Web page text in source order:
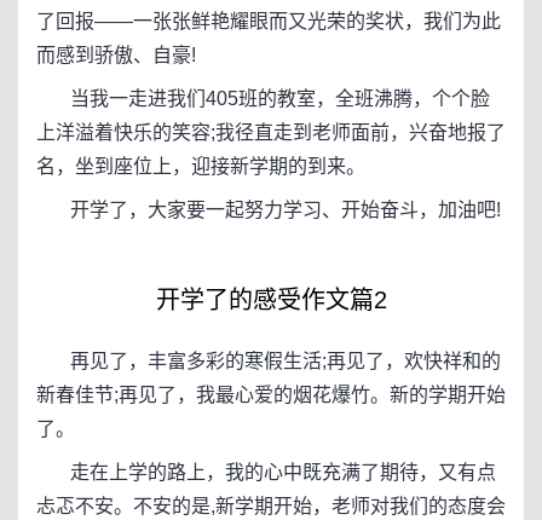
了回报——一张张鲜艳耀眼而又光荣的奖状，我们为此
而感到骄傲、自豪!
当我一走进我们405班的教室，全班沸腾，个个脸
上洋溢着快乐的笑容;我径直走到老师面前，兴奋地报了
名，坐到座位上，迎接新学期的到来。
开学了，大家要一起努力学习、开始奋斗，加油吧!
开学了的感受作文篇2
再见了，丰富多彩的寒假生活;再见了，欢快祥和的
新春佳节;再见了，我最心爱的烟花爆竹。新的学期开始
了。
走在上学的路上，我的心中既充满了期待，又有点
忐忑不安。不安的是,新学期开始，老师对我们的态度会